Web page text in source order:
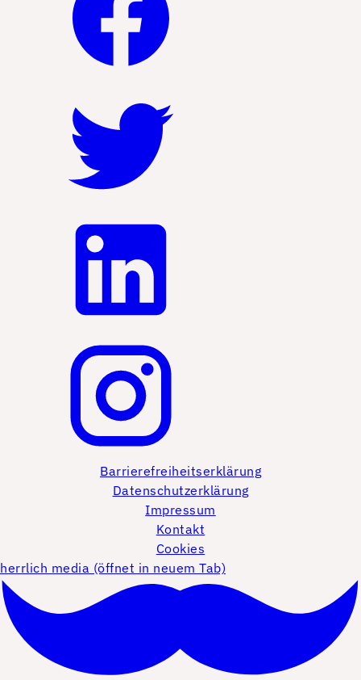
Barrierefreiheitserklärung
Datenschutzerklärung
Impressum
Kontakt
Cookies
herrlich media (öffnet in neuem Tab)